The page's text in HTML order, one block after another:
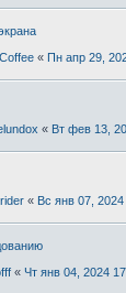
« Пн апр 29,
« Вт фев 13,
« Вс янв 07,
« Чт янв 04, 2024